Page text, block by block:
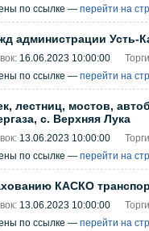
по ссылке — перейти на
администрации Усть-
16.06.2023 10:00:00
по ссылке — перейти на
мостов,
с. Верхняя Лука
13.06.2023 10:00:00
по ссылке — перейти на
КАСКО
13.06.2023 10:00:00
по ссылке — перейти на